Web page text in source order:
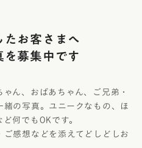
たお客さまへ
を募集中です
ん、おばあちゃん、ご兄弟・
の写真。ユニークなもの、ほ
何でもOKです。
感想などを添えてどしどしお